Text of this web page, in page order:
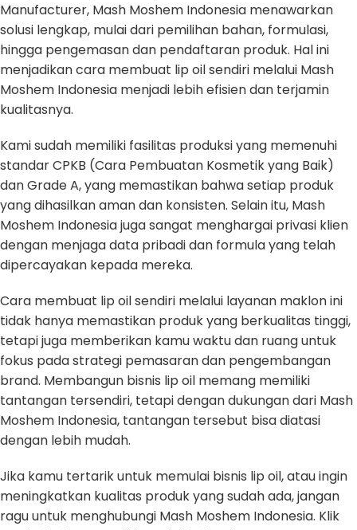
Manufacturer, Mash Moshem Indonesia menawarkan
solusi lengkap, mulai dari pemilihan bahan, formulasi,
hingga pengemasan dan pendaftaran produk. Hal ini
menjadikan cara membuat lip oil sendiri melalui Mash
Moshem Indonesia menjadi lebih efisien dan terjamin
kualitasnya.
Kami sudah memiliki fasilitas produksi yang memenuhi
standar CPKB (Cara Pembuatan Kosmetik yang Baik)
dan Grade A, yang memastikan bahwa setiap produk
yang dihasilkan aman dan konsisten. Selain itu, Mash
Moshem Indonesia juga sangat menghargai privasi klien
dengan menjaga data pribadi dan formula yang telah
dipercayakan kepada mereka.
Cara membuat lip oil sendiri melalui layanan maklon ini
tidak hanya memastikan produk yang berkualitas tinggi,
tetapi juga memberikan kamu waktu dan ruang untuk
fokus pada strategi pemasaran dan pengembangan
brand. Membangun bisnis lip oil memang memiliki
tantangan tersendiri, tetapi dengan dukungan dari Mash
Moshem Indonesia, tantangan tersebut bisa diatasi
dengan lebih mudah.
Jika kamu tertarik untuk memulai bisnis lip oil, atau ingin
meningkatkan kualitas produk yang sudah ada, jangan
ragu untuk menghubungi Mash Moshem Indonesia. Klik